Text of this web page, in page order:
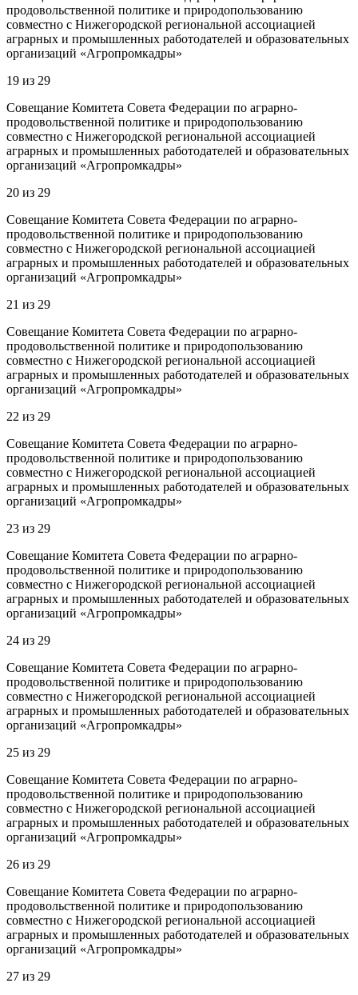
продовольственной политике и природопользованию
совместно с Нижегородской региональной ассоциацией
аграрных и промышленных работодателей и образовательных
организаций «Агропромкадры»
19 из 29
Совещание Комитета Совета Федерации по аграрно-
продовольственной политике и природопользованию
совместно с Нижегородской региональной ассоциацией
аграрных и промышленных работодателей и образовательных
организаций «Агропромкадры»
20 из 29
Совещание Комитета Совета Федерации по аграрно-
продовольственной политике и природопользованию
совместно с Нижегородской региональной ассоциацией
аграрных и промышленных работодателей и образовательных
организаций «Агропромкадры»
21 из 29
Совещание Комитета Совета Федерации по аграрно-
продовольственной политике и природопользованию
совместно с Нижегородской региональной ассоциацией
аграрных и промышленных работодателей и образовательных
организаций «Агропромкадры»
22 из 29
Совещание Комитета Совета Федерации по аграрно-
продовольственной политике и природопользованию
совместно с Нижегородской региональной ассоциацией
аграрных и промышленных работодателей и образовательных
организаций «Агропромкадры»
23 из 29
Совещание Комитета Совета Федерации по аграрно-
продовольственной политике и природопользованию
совместно с Нижегородской региональной ассоциацией
аграрных и промышленных работодателей и образовательных
организаций «Агропромкадры»
24 из 29
Совещание Комитета Совета Федерации по аграрно-
продовольственной политике и природопользованию
совместно с Нижегородской региональной ассоциацией
аграрных и промышленных работодателей и образовательных
организаций «Агропромкадры»
25 из 29
Совещание Комитета Совета Федерации по аграрно-
продовольственной политике и природопользованию
совместно с Нижегородской региональной ассоциацией
аграрных и промышленных работодателей и образовательных
организаций «Агропромкадры»
26 из 29
Совещание Комитета Совета Федерации по аграрно-
продовольственной политике и природопользованию
совместно с Нижегородской региональной ассоциацией
аграрных и промышленных работодателей и образовательных
организаций «Агропромкадры»
27 из 29